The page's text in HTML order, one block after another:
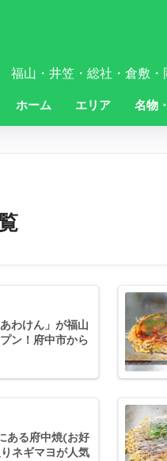
福山・井笠・総社・倉敷
ホーム エリア 名物
わけん」が福山
ン！府中市から
ある府中焼(お好
ネギマヨが人気